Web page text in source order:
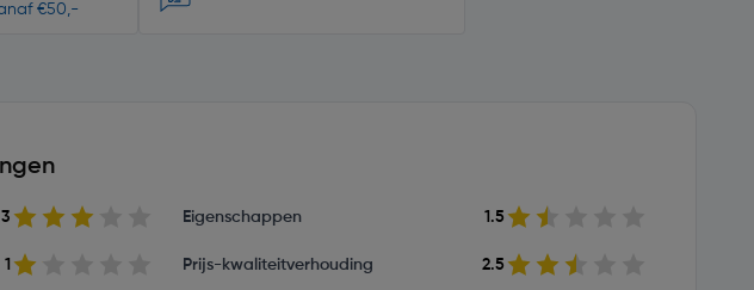
€50,-
3 Eigenschappen 1.5
1 Prijs-kwaliteitverhouding 2.5